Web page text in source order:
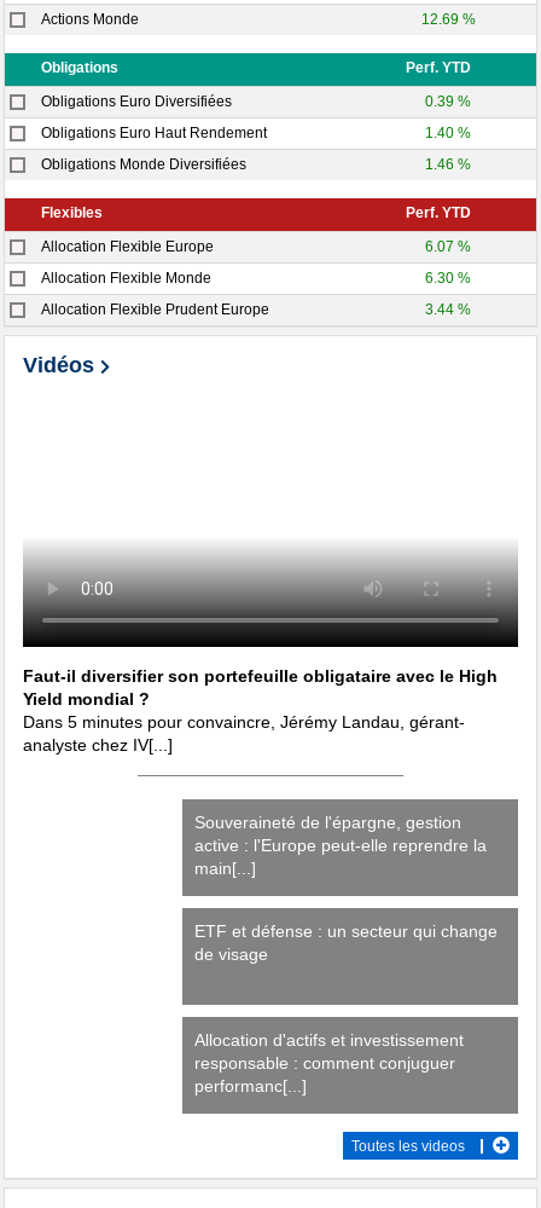
Actions Monde
12.69 %
Obligations
Perf. YTD
Obligations Euro Diversifiées
0.39 %
Obligations Euro Haut Rendement
1.40 %
Obligations Monde Diversifiées
1.46 %
Flexibles
Perf. YTD
Allocation Flexible Europe
6.07 %
Allocation Flexible Monde
6.30 %
Allocation Flexible Prudent Europe
3.44 %
Vidéos
Faut-il diversifier son portefeuille obligataire avec le High
Yield mondial ?
Dans 5 minutes pour convaincre, Jérémy Landau, gérant-
analyste chez IV[...]
Souveraineté de l'épargne, gestion
active : l'Europe peut-elle reprendre la
main[...]
ETF et défense : un secteur qui change
de visage
Allocation d'actifs et investissement
responsable : comment conjuguer
performanc[...]
Toutes les videos